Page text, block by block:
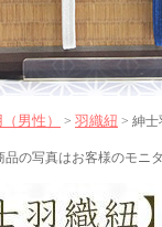
男性） > 羽織紐 > 紳
品の写真はお客様のモニ